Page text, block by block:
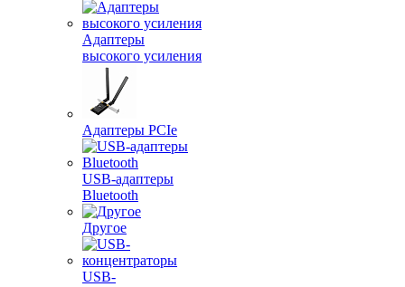
Адаптеры
высокого усиления
Адаптеры PCIe
USB-адаптеры
Bluetooth
Другое
USB-